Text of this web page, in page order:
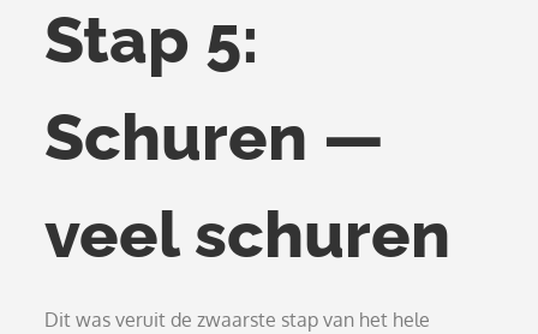
Stap 5:
Schuren —
veel schuren
Dit was veruit de zwaarste stap van het hele